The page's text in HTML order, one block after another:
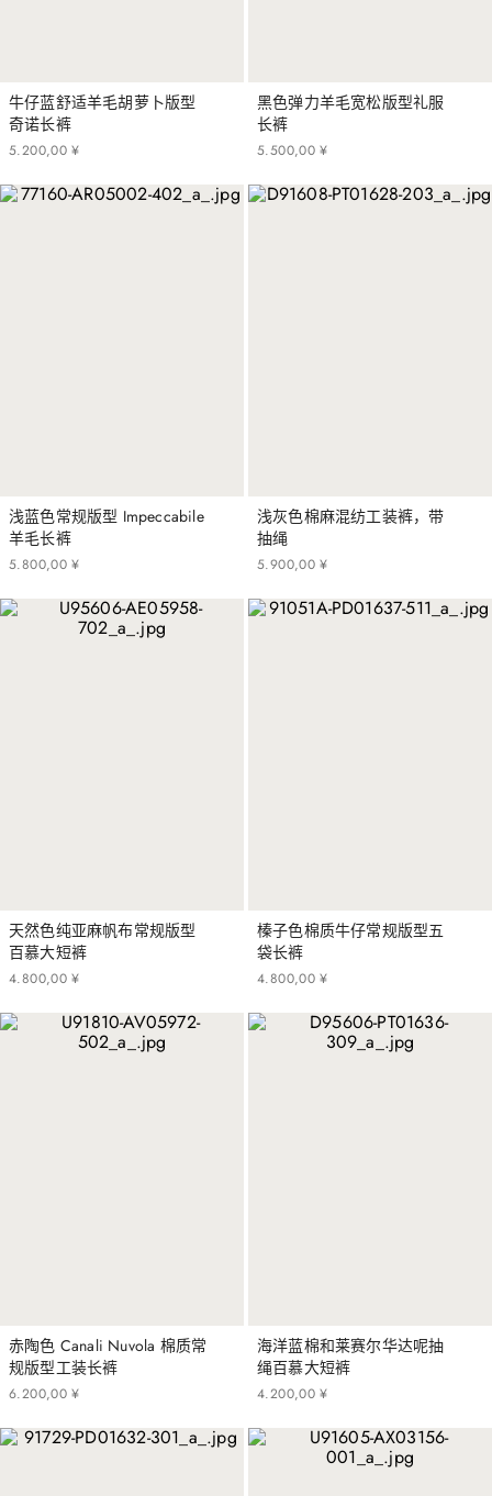
牛仔蓝舒适羊毛胡萝卜版型
奇诺长裤
¥
5 ,
200
. 00
黑色弹力羊毛宽松版型礼服
长裤
¥
5 ,
500
. 00
浅蓝色常规版型 Impeccabile
羊毛长裤
¥
5 ,
800
. 00
浅灰色棉麻混纺工装裤，带
抽绳
¥
5 ,
900
. 00
天然色纯亚麻帆布常规版型
百慕大短裤
¥
4 ,
800
. 00
榛子色棉质牛仔常规版型五
袋长裤
¥
4 ,
800
. 00
赤陶色 Canali Nuvola 棉质常
规版型工装长裤
¥
6 ,
200
. 00
海洋蓝棉和莱赛尔华达呢抽
绳百慕大短裤
¥
4 ,
200
. 00